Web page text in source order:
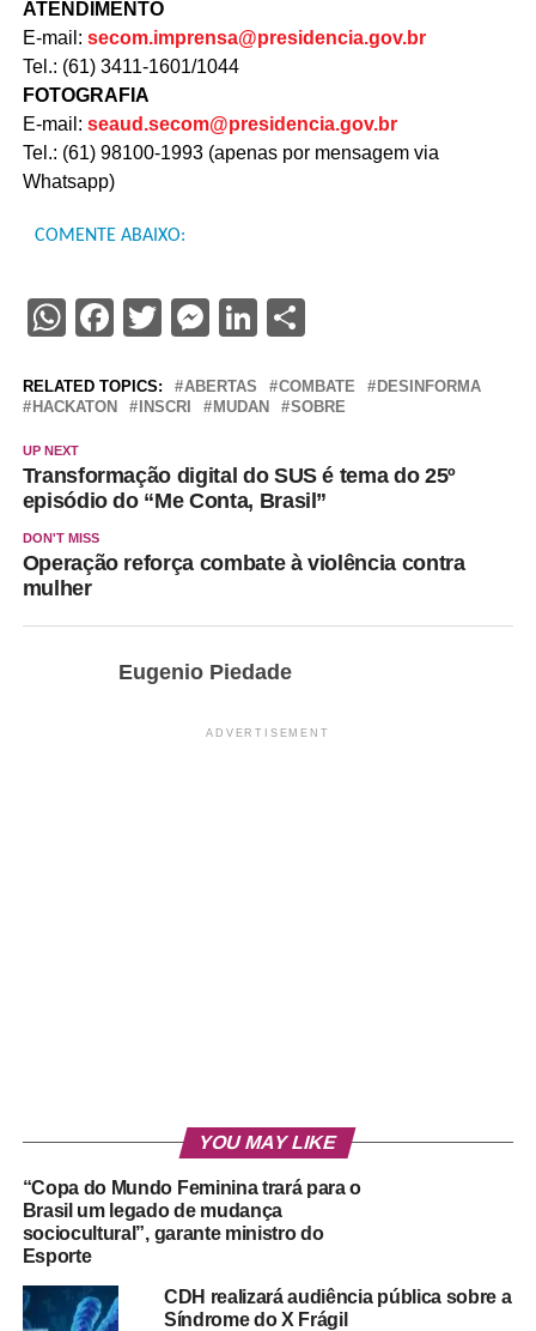
ATENDIMENTO
E-mail: secom.imprensa@presidencia.gov.br
Tel.: (61) 3411-1601/1044
FOTOGRAFIA
E-mail: seaud.secom@presidencia.gov.br
Tel.: (61) 98100-1993 (apenas por mensagem via
Whatsapp)
COMENTE ABAIXO:
WhatsApp
Facebook
Twitter
Messenger
LinkedIn
Share
RELATED TOPICS: ABERTAS COMBATE
DESINFORMA
HACKATON
INSCRI MUDAN SOBRE
UP NEXT
Transformação digital do SUS é tema do 25º
episódio do “Me Conta, Brasil”
DON'T MISS
Operação reforça combate à violência contra
mulher
Eugenio Piedade
ADVERTISEMENT
YOU MAY LIKE
“Copa do Mundo Feminina trará para o
Brasil um legado de mudança
sociocultural”, garante ministro do
Esporte
CDH realizará audiência pública sobre a
Síndrome do X Frágil